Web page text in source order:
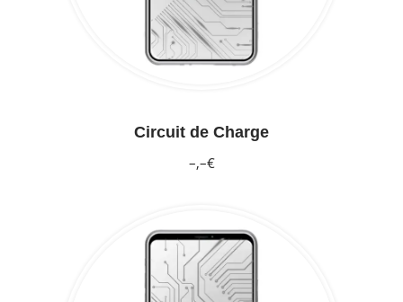
Circuit de Charge
–,–€